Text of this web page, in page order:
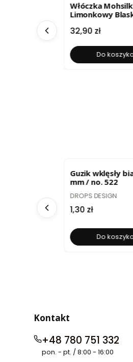
Włóczka
Limonkowy
Cena
32,90 zł
Do
Guzik wklęsły
mm / no. 522
PRODUCENT
DROPS DESIGN
Cena
1,30 zł
Do
Kontakt
+48 780 751 332
pon. - pt. / 8:00 - 16:00